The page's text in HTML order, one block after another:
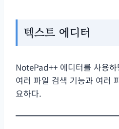
텍스트 에디터
NotePad++ 에디터를 사용
여러 파일 검색 기능과 여러
요하다.